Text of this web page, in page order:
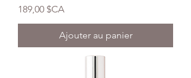
Prix
189,00 $CA
Ajouter au panier